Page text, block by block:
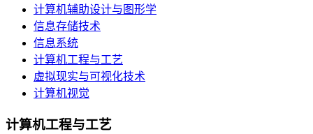
计算机辅助设计与图形学
信息存储技术
信息系统
计算机工程与工艺
虚拟现实与可视化技术
计算机视觉
计算机工程与工艺